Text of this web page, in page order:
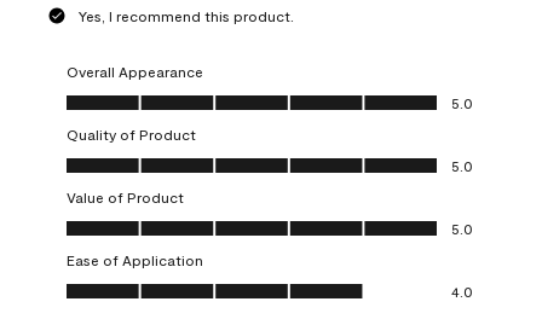
Yes, I recommend this product.
Overall Appearance
Overall Appearance, 5.0 out of 5
5.0
Quality of Product
Quality of Product, 5.0 out of 5
5.0
Value of Product
Value of Product, 5.0 out of 5
5.0
Ease of Application
Ease of Application, 4.0 out of 5
4.0